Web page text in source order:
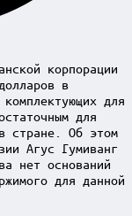
корпорации
в
для
для
стране. Об этом
Агус Гумиванг
нет оснований
для данной